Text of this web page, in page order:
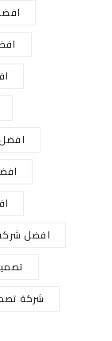
افضل
شركة